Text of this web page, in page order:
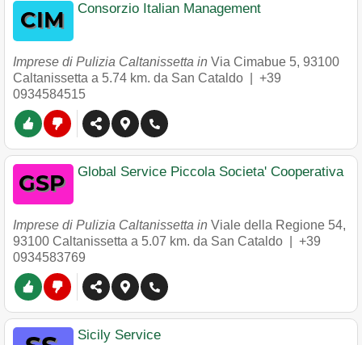
Consorzio Italian Management
Imprese di Pulizia Caltanissetta in Via Cimabue 5, 93100
Caltanissetta a 5.74 km. da San Cataldo | +39
0934584515
Global Service Piccola Societa' Cooperativa
Imprese di Pulizia Caltanissetta in Viale della Regione 54,
93100 Caltanissetta a 5.07 km. da San Cataldo | +39
0934583769
Sicily Service